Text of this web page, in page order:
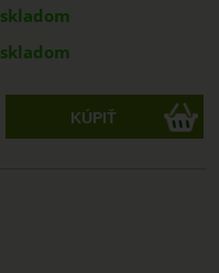
skladom
skladom